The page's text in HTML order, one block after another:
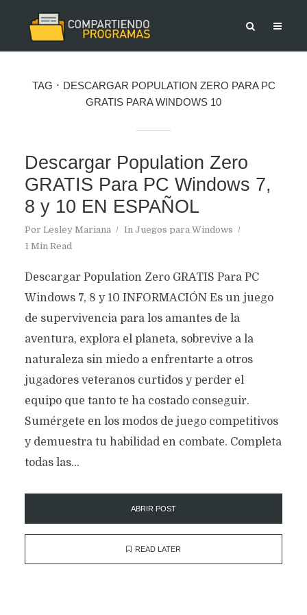
TAG
DESCARGAR POPULATION ZERO PARA PC
GRATIS PARA WINDOWS 10
Descargar Population Zero
GRATIS Para PC Windows 7,
8 y 10 EN ESPAÑOL
Por Lesley Mariana In Juegos para Windows
1 Min Read
Descargar Population Zero GRATIS Para PC
Windows 7, 8 y 10 INFORMACIÓN Es un juego
de supervivencia para los amantes de la
aventura, explora el planeta, sobrevive a la
naturaleza sin miedo a enfrentarte a otros
jugadores veteranos curtidos y perder el
equipo que tanto te ha costado conseguir.
Sumérgete en los modos de juego competitivos
y demuestra tu habilidad en combate. Completa
todas las...
ABRIR POST
READ LATER